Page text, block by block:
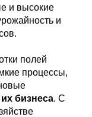
и высокие
и
полей
процессы,
бизнеса. С